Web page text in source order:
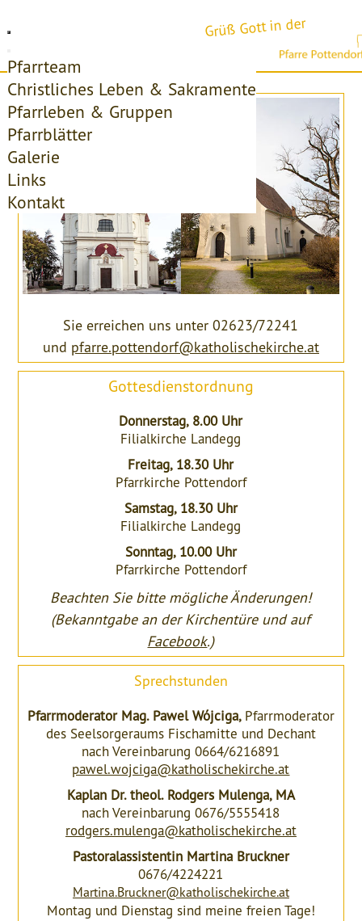
Pfarrteam
Christliches Leben & Sakramente
Pfarrleben & Gruppen
Pfarrblätter
Galerie
Links
Kontakt
Grüß Gott in der
Sie erreichen uns unter 02623/72241
und pfarre.pottendorf@katholischekirche.at
Gottesdienstordnung
Donnerstag, 8.00 Uhr
Filialkirche Landegg
Freitag, 18.30 Uhr
Pfarrkirche Pottendorf
Samstag, 18.30 Uhr
Filialkirche Landegg
Sonntag, 10.00 Uhr
Pfarrkirche Pottendorf
Beachten Sie bitte mögliche Änderungen!
(Bekanntgabe an der Kirchentüre und auf
Facebook.)
Sprechstunden
Pfarrmoderator Mag. Pawel Wójciga, Pfarrmoderator
des Seelsorgeraums Fischamitte und Dechant
nach Vereinbarung 0664/6216891
pawel.wojciga@katholischekirche.at
Kaplan Dr. theol. Rodgers Mulenga, MA
nach Vereinbarung 0676/5555418
rodgers.mulenga@katholischekirche.at
Pastoralassistentin Martina Bruckner
0676/4224221
Martina.Bruckner@katholischekirche.at
Montag und Dienstag sind meine freien Tage!